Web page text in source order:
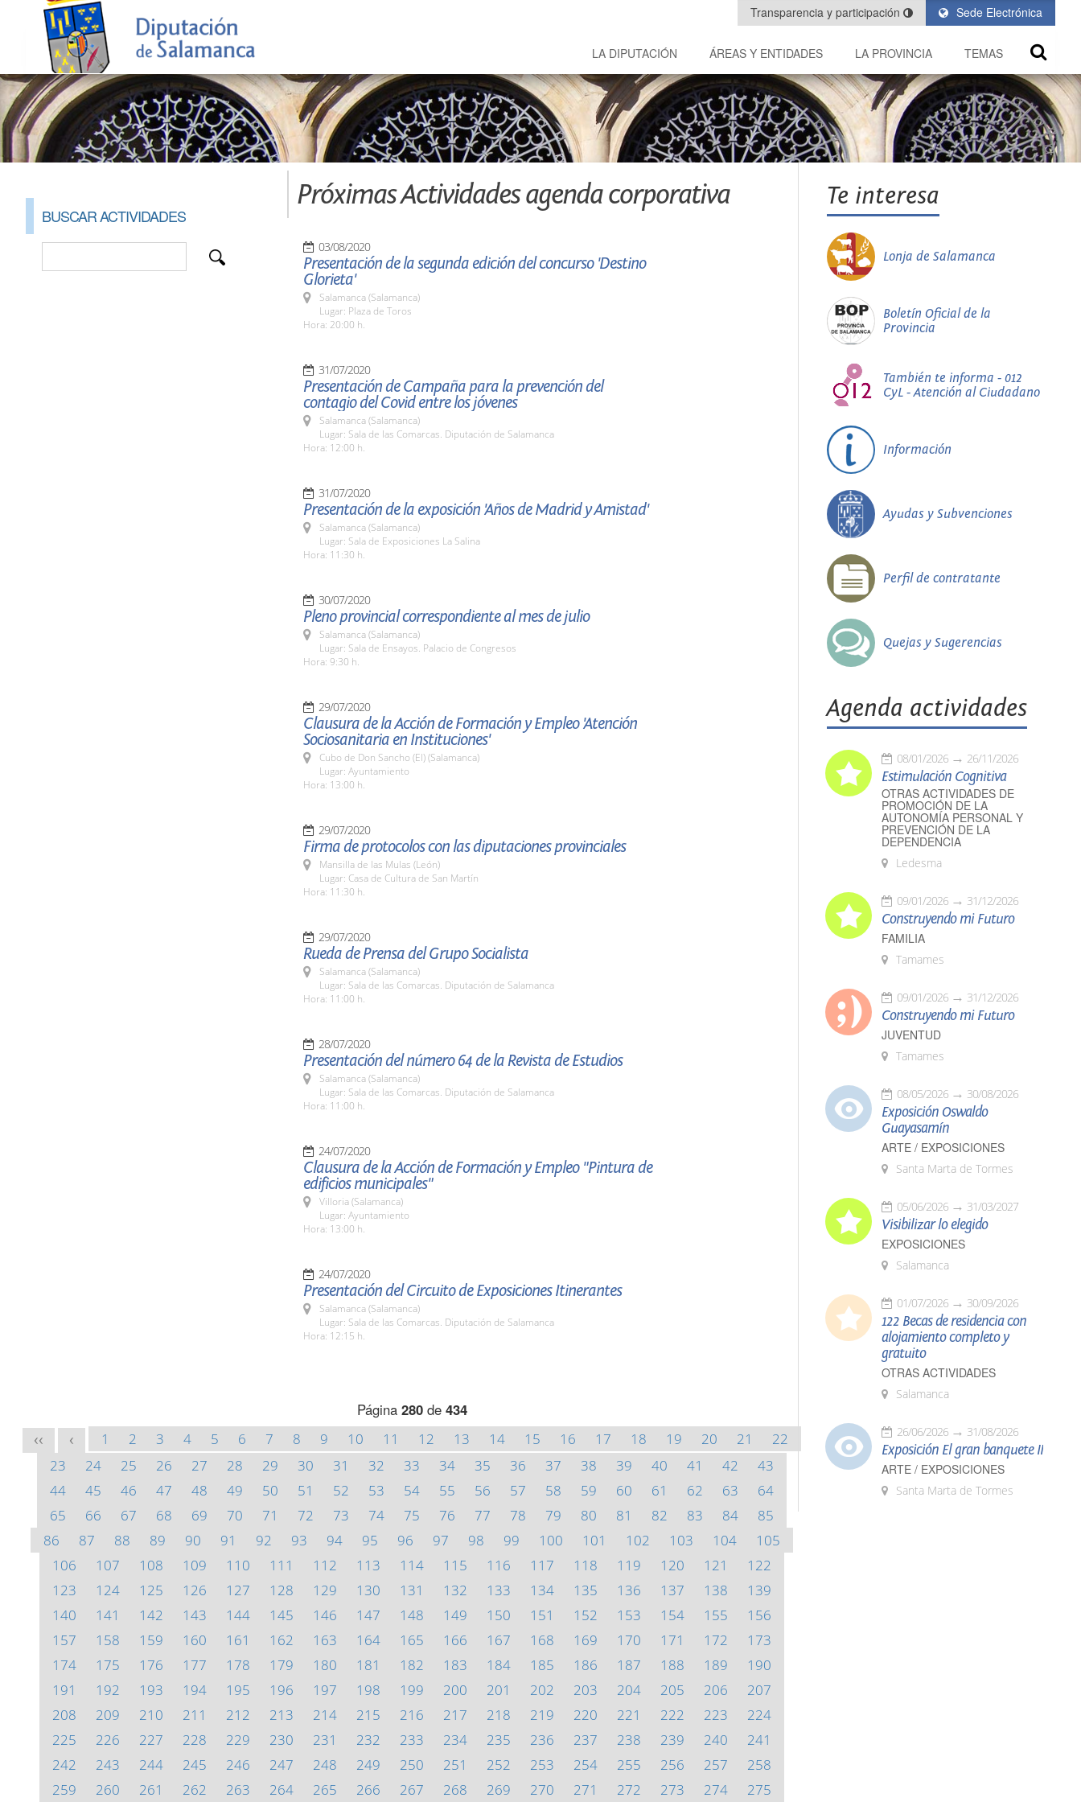
Sede Electrónica
Transparencia y participación
LA DIPUTACIÓN ÁREAS Y ENTIDADES LA PROVINCIA TEMAS
BUSCAR ACTIVIDADES
Próximas Actividades agenda corporativa
03/08/2020
Presentación de la segunda edición del concurso 'Destino
Glorieta'
Salamanca (Salamanca)
Lugar: Plaza de Toros
Hora: 20:00 h.
31/07/2020
Presentación de Campaña para la prevención del
contagio del Covid entre los jóvenes
Salamanca (Salamanca)
Lugar: Sala de las Comarcas. Diputación de Salamanca
Hora: 12:00 h.
31/07/2020
Presentación de la exposición 'Años de Madrid y Amistad'
Salamanca (Salamanca)
Lugar: Sala de Exposiciones La Salina
Hora: 11:30 h.
30/07/2020
Pleno provincial correspondiente al mes de julio
Salamanca (Salamanca)
Lugar: Sala de Ensayos. Palacio de Congresos
Hora: 9:30 h.
29/07/2020
Clausura de la Acción de Formación y Empleo 'Atención
Sociosanitaria en Instituciones'
Cubo de Don Sancho (El) (Salamanca)
Lugar: Ayuntamiento
Hora: 13:00 h.
29/07/2020
Firma de protocolos con las diputaciones provinciales
Mansilla de las Mulas (León)
Lugar: Casa de Cultura de San Martín
Hora: 11:30 h.
29/07/2020
Rueda de Prensa del Grupo Socialista
Salamanca (Salamanca)
Lugar: Sala de las Comarcas. Diputación de Salamanca
Hora: 11:00 h.
28/07/2020
Presentación del número 64 de la Revista de Estudios
Salamanca (Salamanca)
Lugar: Sala de las Comarcas. Diputación de Salamanca
Hora: 11:00 h.
24/07/2020
Clausura de la Acción de Formación y Empleo "Pintura de
edificios municipales"
Villoria (Salamanca)
Lugar: Ayuntamiento
Hora: 13:00 h.
24/07/2020
Presentación del Circuito de Exposiciones Itinerantes
Salamanca (Salamanca)
Lugar: Sala de las Comarcas. Diputación de Salamanca
Hora: 12:15 h.
Página 280de 434
<< < 1 2 3 4 5 6 7 8 9 10 11 12 13 14 15 16 17 18 19 20 21
22
23
24 25 26 27 28 29 30 31 32 33 34 35 36 37 38 39 40 41 42
43
44
45 46 47 48 49 50 51 52 53 54 55 56 57 58 59 60 61 62 63
64
65
66 67 68 69 70 71 72 73 74 75 76 77 78 79 80 81 82 83 84
85
86
87 88 89 90 91 92 93 94 95 96 97 98 99 100 101 102 103 104
105
106
107 108 109 110 111 112 113 114 115 116 117 118 119 120 121
122
123
124 125 126 127 128 129 130 131 132 133 134 135 136 137 138
139
140
141 142 143 144 145 146 147 148 149 150 151 152 153 154 155
156
157
158 159 160 161 162 163 164 165 166 167 168 169 170 171 172
173
174
175 176 177 178 179 180 181 182 183 184 185 186 187 188 189
190
191
192 193 194 195 196 197 198 199 200 201 202 203 204 205 206
207
208
209 210 211 212 213 214 215 216 217 218 219 220 221 222 223
224
225
226 227 228 229 230 231 232 233 234 235 236 237 238 239 240
241
242
243 244 245 246 247 248 249 250 251 252 253 254 255 256 257
258
259
260 261 262 263 264 265 266 267 268 269 270 271 272 273 274 275
Te interesa
Lonja de Salamanca
Boletín Oficial de la
Provincia
También te informa - 012
CyL - Atención al Ciudadano
Información
Ayudas y Subvenciones
Perfil de contratante
Quejas y Sugerencias
Agenda actividades
08/01/2026 26/11/2026
Estimulación Cognitiva
OTRAS ACTIVIDADES DE
PROMOCIÓN DE LA
AUTONOMÍA PERSONAL Y
PREVENCIÓN DE LA
DEPENDENCIA
Ledesma
09/01/2026 31/12/2026
Construyendo mi Futuro
FAMILIA
Tamames
09/01/2026 31/12/2026
Construyendo mi Futuro
JUVENTUD
Tamames
08/05/2026 30/08/2026
Exposición Oswaldo
Guayasamín
ARTE / EXPOSICIONES
Santa Marta de Tormes
05/06/2026 31/03/2027
Visibilizar lo elegido
EXPOSICIONES
Salamanca
01/07/2026 30/09/2026
122 Becas de residencia con
alojamiento completo y
gratuito
OTRAS ACTIVIDADES
Salamanca
26/06/2026 31/08/2026
Exposición El gran banquete II
ARTE / EXPOSICIONES
Santa Marta de Tormes